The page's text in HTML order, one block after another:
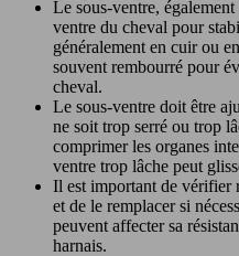
Le sous-ventre,
ventre du cheval pour
généralement en cuir ou
souvent rembourré pour
cheval.
Le sous-ventre doit être
ne soit trop serré ou trop
comprimer les organes
ventre trop lâche peut
Il est important de vérifier
et de le remplacer si
peuvent affecter sa
harnais.